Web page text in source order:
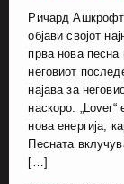
Ричард
објави својот
прва нова песна
неговиот
најава за
наскоро. „Lover“
нова енергија,
Песната
[…]